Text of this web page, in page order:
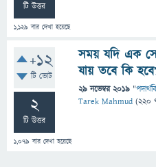
টি উত্তর
1,129 বার দেখা হয়েছে
+12
টি ভোট
2
টি উত্তর
1,079 বার দেখা হয়েছে
সময় যদি এক
যায় তবে কি
29 নভেম্বর 2019 "
Tarek Mahmud (220